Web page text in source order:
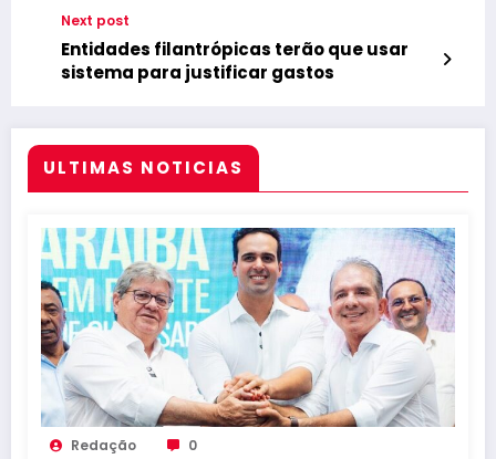
paraibana
Next post
Entidades filantrópicas terão que usar
sistema para justificar gastos
ULTIMAS NOTICIAS
Redação 0